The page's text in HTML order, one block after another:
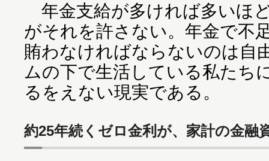
年金支給が多ければ多いほ
がそれを許さない。年金で不
賄わなければならないのは自
ムの下で生活している私たち
るをえない現実である。
約25年続くゼロ金利が、家計の金融